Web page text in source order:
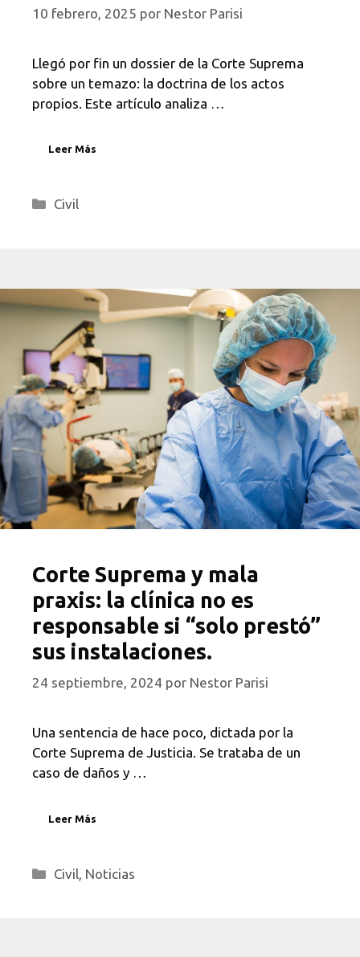
10 febrero, 2025 por Nestor Parisi
Llegó por fin un dossier de la Corte Suprema
sobre un temazo: la doctrina de los actos
propios. Este artículo analiza …
Leer Más
Categorías
Civil
Corte Suprema y mala
praxis: la clínica no es
responsable si “solo prestó”
sus instalaciones.
24 septiembre, 2024 por Nestor Parisi
Una sentencia de hace poco, dictada por la
Corte Suprema de Justicia. Se trataba de un
caso de daños y …
Leer Más
Categorías
Civil Noticias